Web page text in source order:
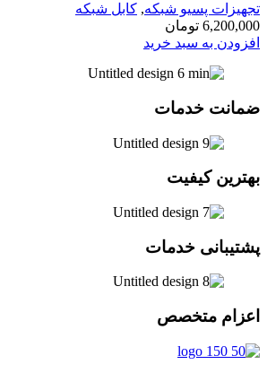
تجهیزات پسیو شبکه, کابل شبکه
6,200,000 تومان
افزودن به سبد خرید
ضمانت خدمات
بهترین کیفیت
پشتیبانی خدمات
اعزام متخصص